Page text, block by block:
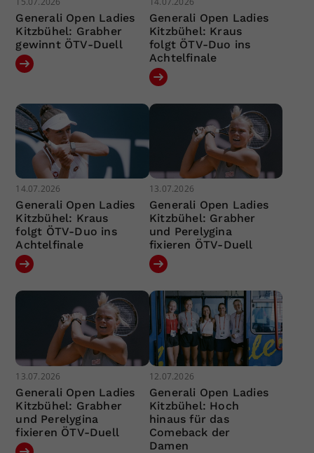
Generali Open Ladies
Kitzbühel: Grabher
gewinnt ÖTV-Duell
Generali Open Ladies
Kitzbühel: Kraus
folgt ÖTV-Duo ins
Achtelfinale
14.07.2026
Generali Open Ladies
Kitzbühel: Kraus
folgt ÖTV-Duo ins
Achtelfinale
13.07.2026
Generali Open Ladies
Kitzbühel: Grabher
und Perelygina
fixieren ÖTV-Duell
13.07.2026
Generali Open Ladies
Kitzbühel: Grabher
und Perelygina
fixieren ÖTV-Duell
12.07.2026
Generali Open Ladies
Kitzbühel: Hoch
hinaus für das
Comeback der
Damen